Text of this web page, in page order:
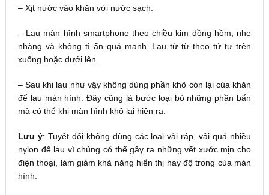
– Xịt nước vào khăn với nước sạch.
– Lau màn hình smartphone theo chiều kim đồng hồm, nhẹ
nhàng và không tì ấn quá mạnh. Lau từ từ theo tứ tự trên
xuống hoặc dưới lên.
– Sau khi lau như vậy không dùng phần khô còn lại của khăn
để lau màn hình. Đây cũng là bước loại bỏ những phần bẩn
mà có thể khi màn hình khô lại hiện ra.
Lưu ý: Tuyệt đối không dùng các loại vải ráp, vải quá nhiều
nylon để lau vì chúng có thể gây ra những vết xước mịn cho
điện thoại, làm giảm khả năng hiển thị hay độ trong của màn
hình.